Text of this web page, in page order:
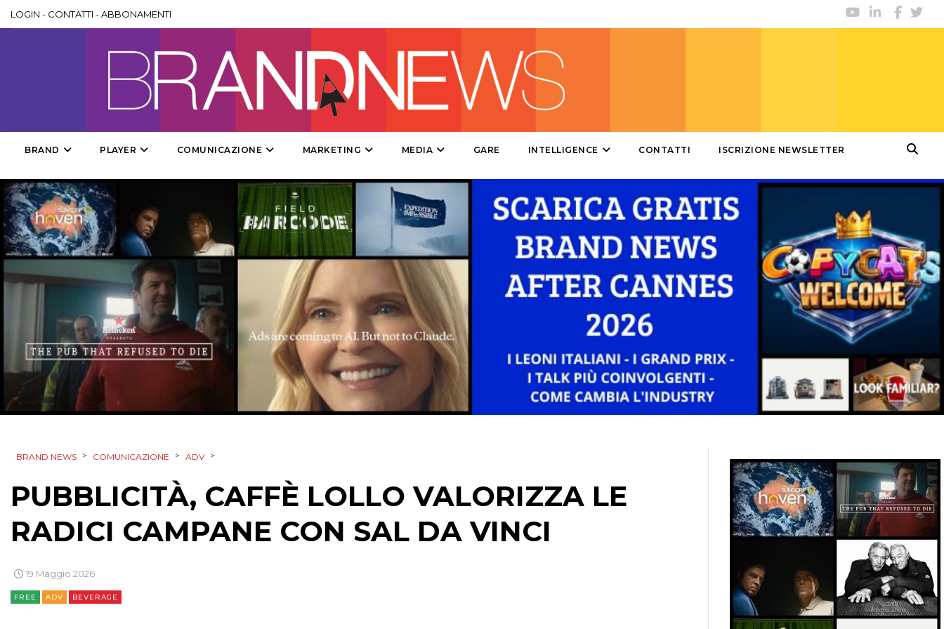
CINEMA
DIGITALE
RADIO / AUDIO
TV
DATI
RICERCHE
PREVISIONI/SCENARI
CASE HISTORY
OPINIONI
LOGIN - CONTATTI -ABBONAMENTI
BRAND PLAYER COMUNICAZIONE MARKETING MEDIA GARE INTELLIGENCE CONTATTI ISCRIZIONE NEWSLETTER
BRAND NEWS > COMUNICAZIONE > ADV >
PUBBLICITÀ, CAFFÈ LOLLO VALORIZZA LE
RADICI CAMPANE CON SAL DA VINCI
19 Maggio 2026
FREE ADV BEVERAGE